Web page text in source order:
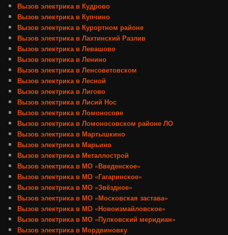
Вызов электрика в Кудрово
Вызов электрика в Купчино
Вызов электрика в Курортном районе
Вызов электрика в Лахтинский Разлив
Вызов электрика в Левашово
Вызов электрика в Ленино
Вызов электрика в Ленсоветовском
Вызов электрика в Лесной
Вызов электрика в Лигово
Вызов электрика в Лисий Нос
Вызов электрика в Ломоносове
Вызов электрика в Ломоносовском районе ЛО
Вызов электрика в Мартышкино
Вызов электрика в Марьино
Вызов электрика в Металлострой
Вызов электрика в МО «Введенское»
Вызов электрика в МО «Гагаринское»
Вызов электрика в МО «Звёздное»
Вызов электрика в МО «Московская застава»
Вызов электрика в МО «Новоизмайловское»
Вызов электрика в МО «Пулковский меридиан»
Вызов электрика в Мордвиновку